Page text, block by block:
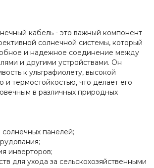
кабель - это важный компонент
солнечной системы, который
и надежное соединение между
и другими устройствами. Он
к ультрафиолету, высокой
и термостойкостью, что делает его
в различных природных
панелей;
инверторов;
для ухода за сельскохозяйственными